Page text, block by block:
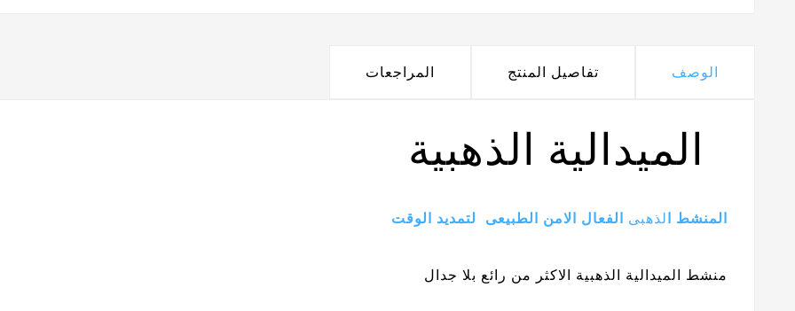
الوصف تفاصيل المنتج المراجعات
الميدالية الذهبية
المنشط ا لذهبى الفعال الامن الطبيعى لتمديد الوقت
منشط الميدالية الذهبية الاكثر من رائع بلا جدال